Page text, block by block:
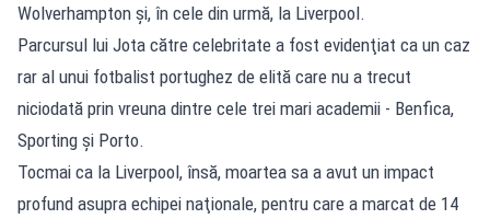
Wolverhampton şi, în cele din urmă, la Liverpool.
Parcursul lui Jota către celebritate a fost evidenţiat ca un caz
rar al unui fotbalist portughez de elită care nu a trecut
niciodată prin vreuna dintre cele trei mari academii - Benfica,
Sporting şi Porto.
Tocmai ca la Liverpool, însă, moartea sa a avut un impact
profund asupra echipei naţionale, pentru care a marcat de 14